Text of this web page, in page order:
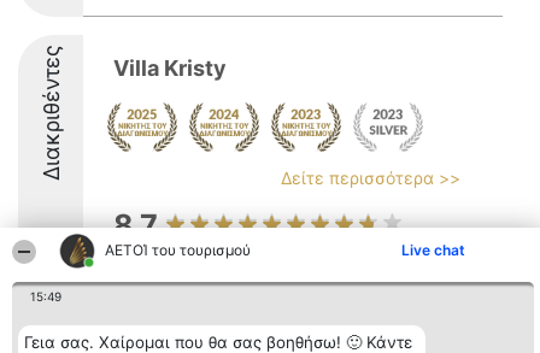
ΑΕΤΟΊ του τουρισμού Live chat
15:49
Γεια σας. Χαίρομαι που θα σας βοηθήσω! 🙂 Κάντε
Διακριθέντες Villa Kristy
Δείτε περισσότερα >>
8.7
κατάταξης
BEAUTIFUL COMPANY
Διακριθέντες
Λίστα όλων
Επικοινωνία